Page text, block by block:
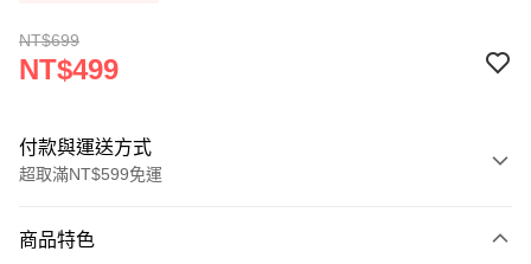
NT$699
NT$499
付款與運送方式
超取滿NT$599免運
信用卡一次付款
商品特色